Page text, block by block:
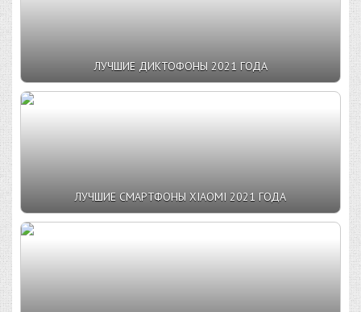
ЛУЧШИЕ ДИКТОФОНЫ 2021 ГОДА
ЛУЧШИЕ СМАРТФОНЫ XIAOMI 2021 ГОДА